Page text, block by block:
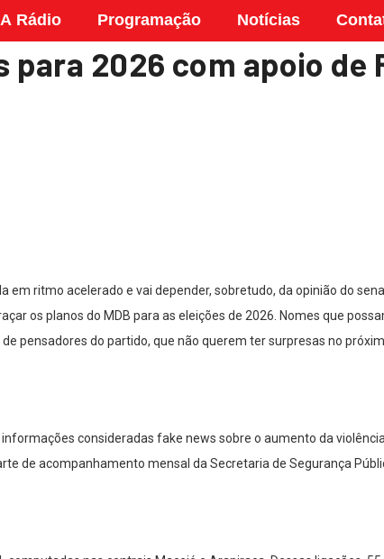
A Rádio Programação Notícias
2026 com apoio de
ritmo acelerado e vai depender, sobretudo, da opinião do
os planos do MDB para as eleições de 2026. Nomes que
pensadores do partido, que não querem ter surpresas no
consideradas fake news sobre o aumento da
de acompanhamento mensal da Secretaria de Segurança